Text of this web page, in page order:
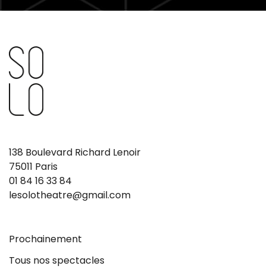
138 Boulevard Richard Lenoir
75011 Paris
01 84 16 33 84
lesolotheatre@gmail.com
Prochainement
Tous nos spectacles